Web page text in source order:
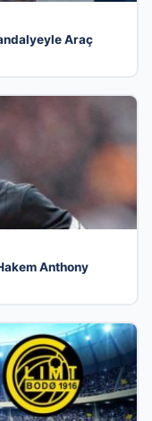
Araç
Anthony